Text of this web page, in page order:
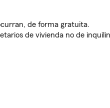
de forma gratuita.
de vivienda no de